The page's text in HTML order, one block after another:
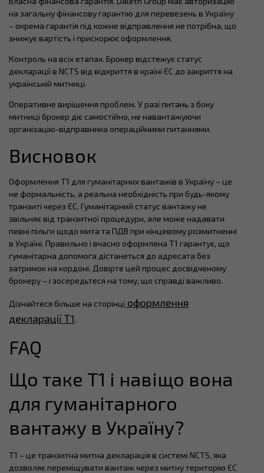
на загальну фінансову гарантію для перевезень в Україну
– окрема гарантія під кожне відправлення не потрібна, що
знижує вартість і прискорює оформлення.
Контроль на всіх етапах. Брокер відстежує статус
декларації в NCTS від відкриття в країні ЄС до закриття на
українській митниці.
Оперативне вирішення проблем. У разі питань з боку
митниці брокер діє самостійно, не навантажуючи
організацію-відправника операційними питаннями.
Висновок
Оформлення T1 для гуманітарних вантажів в Україну – це
не формальність, а реальна необхідність при будь-якому
транзиті через ЄС. Гуманітарний статус вантажу не
звільняє від транзитної процедури, але може надавати
певні пільги щодо мита та ПДВ при кінцевому розмитненні
в Україні. Правильно і вчасно оформлена T1 гарантує, що
гуманітарна допомога дістанеться до адресата без
затримок на кордоні. Довірте цей процес досвідченому
брокеру – і зосередьтеся на тому, що справді важливо.
Дізнайтеся більше на сторінці оформлення
декларації Т1.
FAQ
Що таке T1 і навіщо вона
для гуманітарного
вантажу в Україну?
T1 – це транзитна митна декларація в системі NCTS, яка
дозволяє переміщувати вантаж через митну територію ЄС